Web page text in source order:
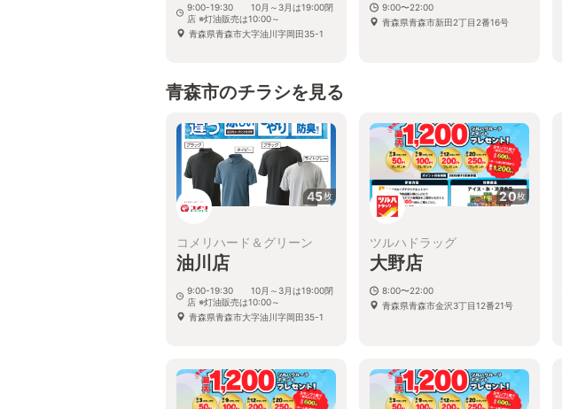
9:00-19:30 10月～3月は19:00閉
店 ※灯油販売は10:00～
青森県青森市大字油川字岡田35-1
9:00〜22:00
青森県青森市新田2丁目2番16号
青森市のチラシを見る
45枚
コメリハード＆グリーン
油川店
9:00-19:30 10月～3月は19:00閉
店 ※灯油販売は10:00～
青森県青森市大字油川字岡田35-1
20枚
ツルハドラッグ
大野店
8:00〜22:00
青森県青森市金沢3丁目12番21号